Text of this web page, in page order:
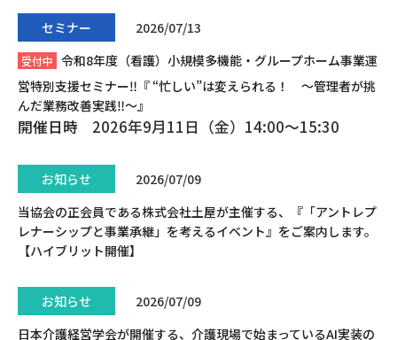
セミナー 2026/07/13
受付中 令和8年度（看護）小規模多機能・グループホーム事業運
営特別支援セミナー‼『 “忙しい”は変えられる！ ～管理者が挑
んだ業務改善実践‼～』
開催日時 2026年9月11日（金）14:00〜15:30
お知らせ
2026/07/09
当協会の正会員である株式会社土屋が主催する、『「アントレプ
レナーシップと事業承継」を考えるイベント』をご案内します。
【ハイブリット開催】
お知らせ
2026/07/09
日本介護経営学会が開催する、介護現場で始まっているAI実装の